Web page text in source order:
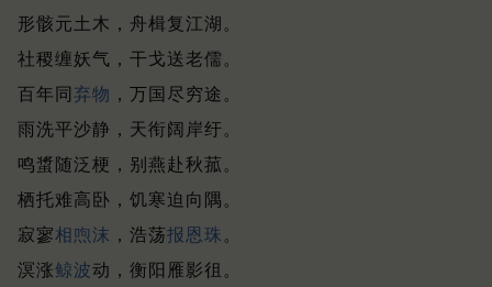
形骸元土木，舟楫复江湖。
社稷缠妖气，干戈送老儒。
百年同 弃物 ，万国尽穷途。
雨洗平沙静，天衔阔岸纡。
鸣螀随泛梗，别燕赴秋菰。
栖托难高卧，饥寒迫向隅。
寂寥相喣沫 ，浩荡报恩珠 。
溟涨鲸波动，衡阳雁影徂。